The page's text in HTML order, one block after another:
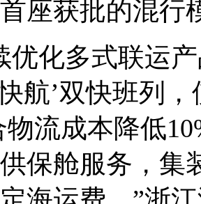
座获批的混行
优化多式联运
航’双快班列
物流成本降低
保舱服务，集